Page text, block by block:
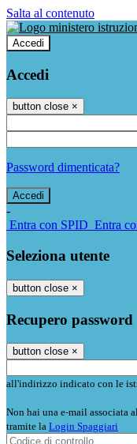
Salta al contenuto
Accedi
Accedi
button close ×
Password dimenticata?
-
Entra con SPID Entra
Seleziona utente
button close ×
Recupero password
button close ×
all'indirizzo indicato con le
Non hai una e-mail associata
tramite la Login Spaggiari